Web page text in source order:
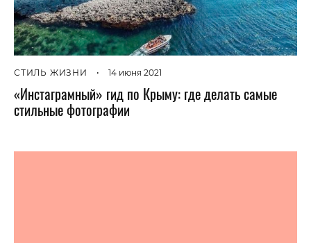
СТИЛЬ ЖИЗНИ • 14 июня 2021
«Инстаграмный» гид по Крыму: где делать самые
стильные фотографии